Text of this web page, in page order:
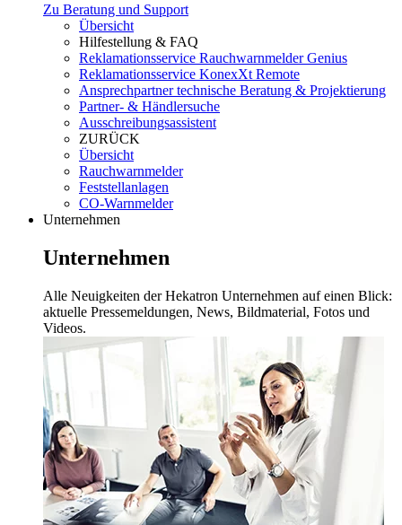
Zu Beratung und Support
Übersicht
Hilfestellung & FAQ
Reklamationsservice Rauchwarnmelder Genius
Reklamationsservice KonexXt Remote
Ansprechpartner technische Beratung & Projektierung
Partner- & Händlersuche
Ausschreibungsassistent
ZURÜCK
Übersicht
Rauchwarnmelder
Feststellanlagen
CO-Warnmelder
Unternehmen
Unternehmen
Alle Neuigkeiten der Hekatron Unternehmen auf einen Blick:
aktuelle Pressemeldungen, News, Bildmaterial, Fotos und
Videos.